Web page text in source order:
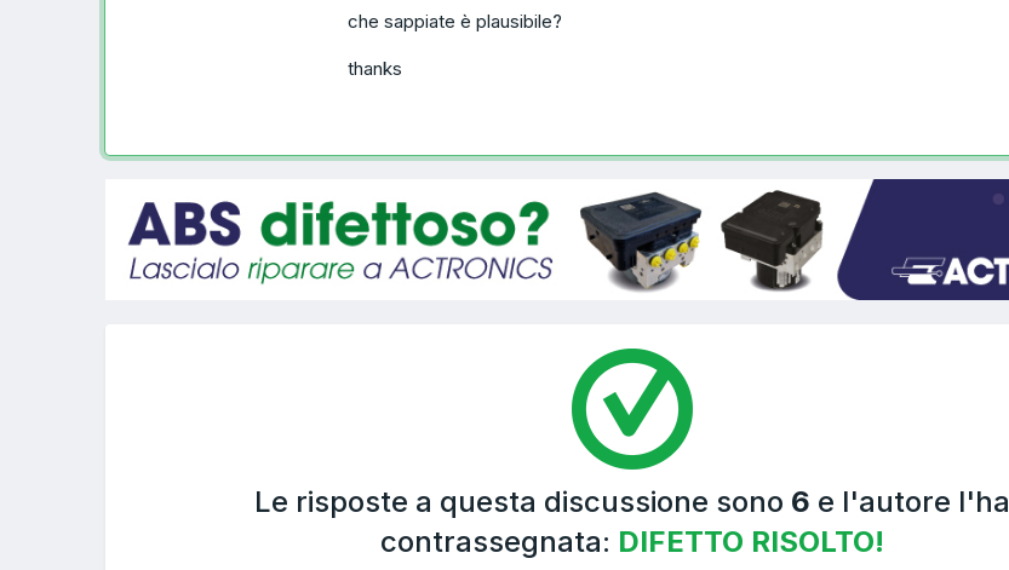
che sappiate è plausibile?
thanks
Le risposte a questa discussione sono 6 e l'autore l'ha
contrassegnata: DIFETTO RISOLTO!